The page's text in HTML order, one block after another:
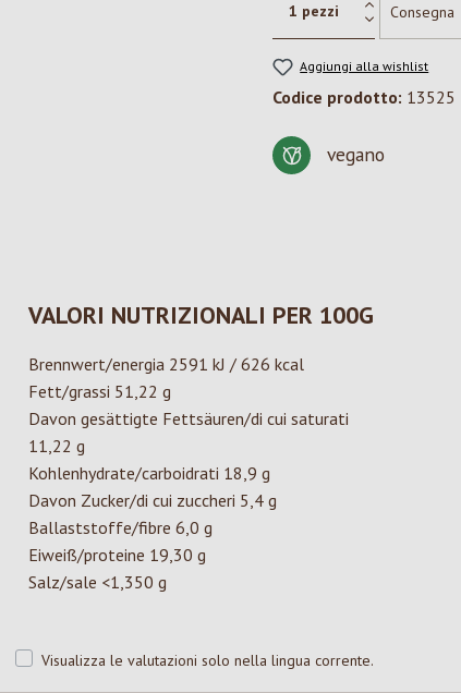
Aggiungi alla wishlist
Codice prodotto: 13525
vegano
VALORI NUTRIZIONALI PER 100G
Brennwert/energia 2591 kJ / 626 kcal
Fett/grassi 51,22 g
Davon gesättigte Fettsäuren/di cui saturati
11,22 g
Kohlenhydrate/carboidrati 18,9 g
Davon Zucker/di cui zuccheri 5,4 g
Ballaststoffe/fibre 6,0 g
Eiweiß/proteine 19,30 g
Salz/sale <1,350 g
Visualizza le valutazioni solo nella lingua corrente.